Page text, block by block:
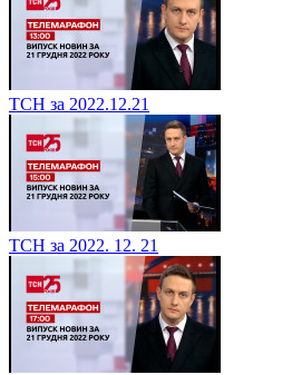
ТСН за 2022.12.21
ТСН за 2022. 12. 21